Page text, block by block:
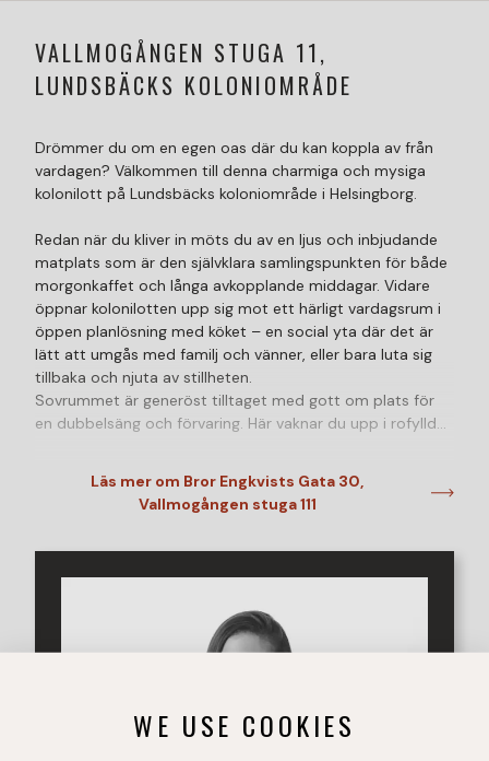
VALLMOGÅNGEN STUGA 11,
LUNDSBÄCKS KOLONIOMRÅDE
Drömmer du om en egen oas där du kan koppla av från
vardagen? Välkommen till denna charmiga och mysiga
kolonilott på Lundsbäcks koloniområde i Helsingborg.
Redan när du kliver in möts du av en ljus och inbjudande
matplats som är den självklara samlingspunkten för både
morgonkaffet och långa avkopplande middagar. Vidare
öppnar kolonilotten upp sig mot ett härligt vardagsrum i
öppen planlösning med köket – en social yta där det är
lätt att umgås med familj och vänner, eller bara luta sig
tillbaka och njuta av stillheten.
Sovrummet är generöst tilltaget med gott om plats för
en dubbelsäng och förvaring. Här vaknar du upp i rofylld
Den utvändiga miljön är något alldeles extra. Här möts du
älskar att odla finns fantastiska möjligheter med både
växthus och praktiska odlingslådor – perfekt för allt från
grönsaker till kryddor och blommor.
Ett generöst trädäck sträcker sig både längs framsidan
stund i skuggan med en bok och något gott i glaset.
Läs mer om Bror Engkvists Gata 30,
Vallmogången stuga 111
WE USE COOKIES